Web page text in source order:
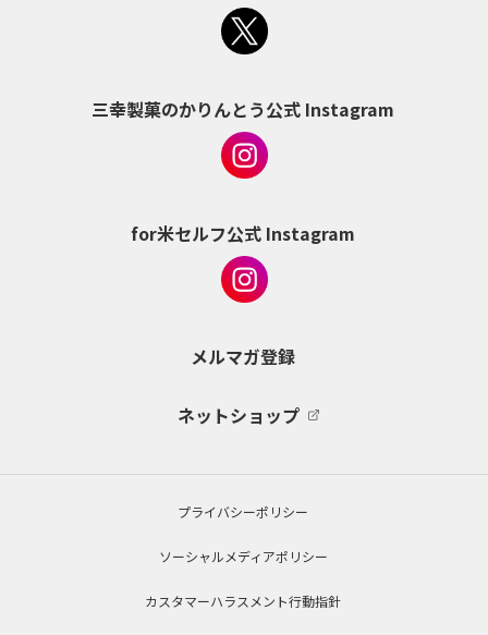
三幸製菓のかりんとう公式 Instagram
for米セルフ公式 Instagram
メルマガ登録
ネットショップ
プライバシーポリシー
ソーシャルメディアポリシー
カスタマーハラスメント行動指針